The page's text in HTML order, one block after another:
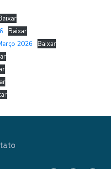
Baixar
2026 Baixar